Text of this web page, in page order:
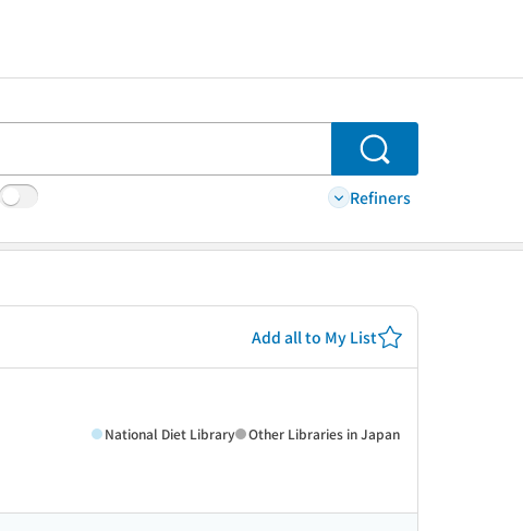
Search
Refiners
Add all to My List
National Diet Library Other Libraries in Japan